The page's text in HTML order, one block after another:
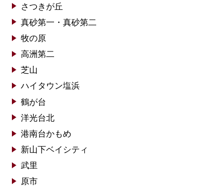
さつきが丘
真砂第一・真砂第二
牧の原
高洲第二
芝山
ハイタウン塩浜
鶴が台
洋光台北
港南台かもめ
新山下ベイシティ
武里
原市